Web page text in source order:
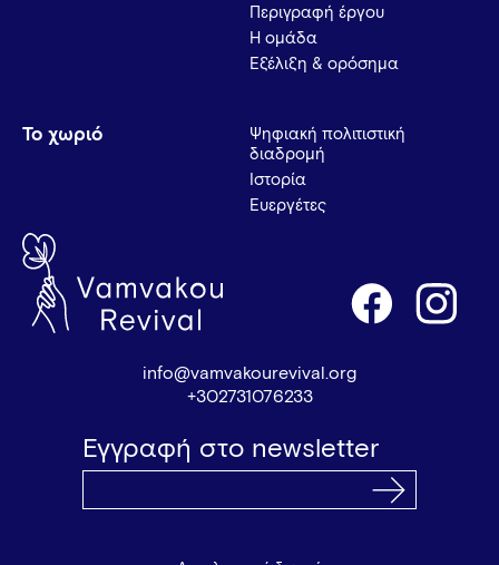
Περιγραφή έργου
Η ομάδα
Εξέλιξη & ορόσημα
Το χωριό
Ψηφιακή πολιτιστική
διαδρομή
Ιστορία
Ευεργέτες
info@vamvakourevival.org
+302731076233
Εγγραφή στο newsletter